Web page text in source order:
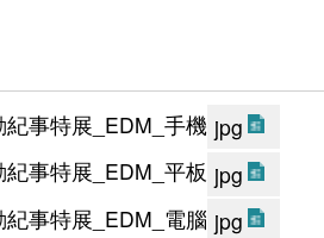
事特展_EDM_手機 jpg
事特展_EDM_平板 jpg
事特展_EDM_電腦 jpg